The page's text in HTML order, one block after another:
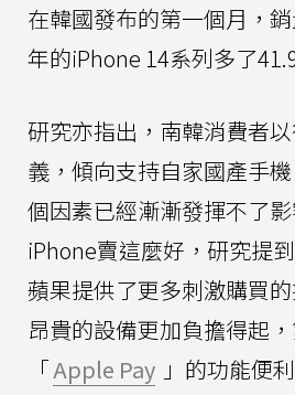
在韓國發布的第一個月，銷
年的iPhone 14系列多了
研究亦指出，南韓消費者
義，傾向支持自家國產手
個因素已經漸漸發揮不了
iPhone賣這麼好，研究提
蘋果提供了更多刺激購買
昂貴的設備更加負擔得起
「Apple Pay 」的功能便